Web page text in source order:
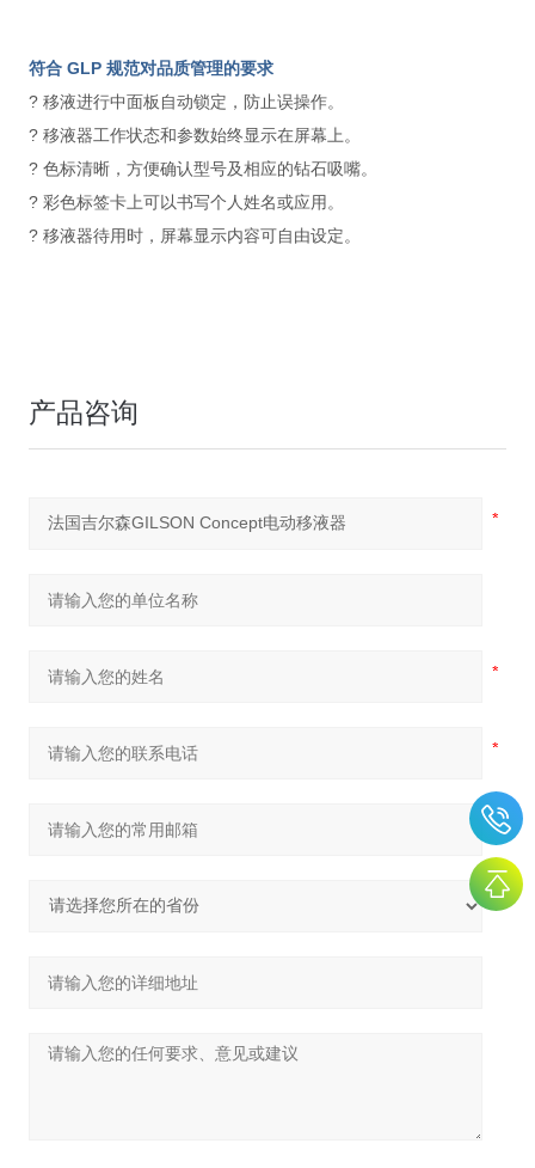
符合 GLP 规范对品质管理的要求
? 移液进行中面板自动锁定，防止误操作。
? 移液器工作状态和参数始终显示在屏幕上。
? 色标清晰，方便确认型号及相应的钻石吸嘴。
? 彩色标签卡上可以书写个人姓名或应用。
? 移液器待用时，屏幕显示内容可自由设定。
产品咨询